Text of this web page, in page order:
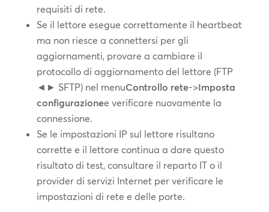
requisiti di rete.
Se il lettore esegue correttamente il heartbeat
ma non riesce a connettersi per gli
aggiornamenti, provare a cambiare il
protocollo di aggiornamento del lettore (FTP
◄► SFTP) nel menuControllo rete->Imposta
configurazionee verificare nuovamente la
connessione.
Se le impostazioni IP sul lettore risultano
corrette e il lettore continua a dare questo
risultato di test, consultare il reparto IT o il
provider di servizi Internet per verificare le
impostazioni di rete e delle porte.